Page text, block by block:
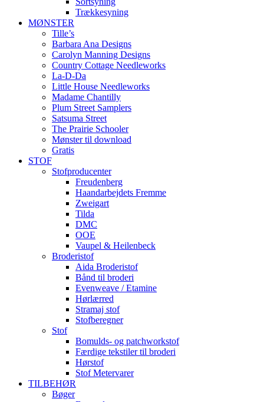
Trækkesyning
MØNSTER
Tille’s
Barbara Ana Designs
Carolyn Manning Designs
Country Cottage Needleworks
La-D-Da
Little House Needleworks
Madame Chantilly
Plum Street Samplers
Satsuma Street
The Prairie Schooler
Mønster til download
Gratis
STOF
Stofproducenter
Freudenberg
Haandarbejdets Fremme
Zweigart
Tilda
DMC
OOE
Vaupel & Heilenbeck
Broderistof
Aida Broderistof
Bånd til broderi
Evenweave / Etamine
Hørlærred
Stramaj stof
Stofberegner
Stof
Bomulds- og patchworkstof
Færdige tekstiler til broderi
Hørstof
Stof Metervarer
TILBEHØR
Bøger